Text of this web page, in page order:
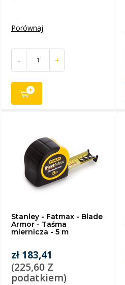
Porównaj
- +
Stanley - Fatmax - Blade
Armor - Taśma
miernicza - 5 m
zł 183,41
(225,60 Z
podatkiem)